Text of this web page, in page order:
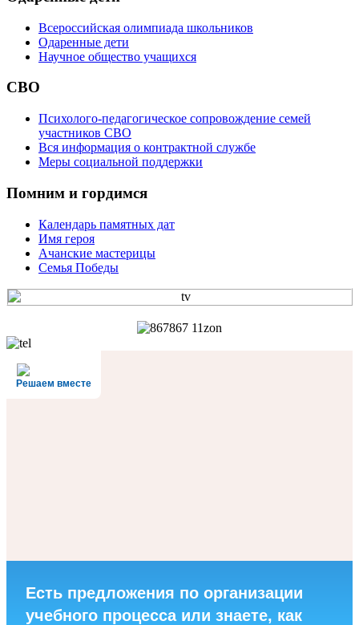
Всероссийская олимпиада школьников
Одаренные дети
Научное общество учащихся
СВО
Психолого-педагогическое сопровождение семей
участников СВО
Вся информация о контрактной службе
Меры социальной поддержки
Помним и гордимся
Календарь памятных дат
Имя героя
Ачанские мастерицы
Семья Победы
Решаем вместе
Есть предложения по организации
учебного процесса или знаете, как